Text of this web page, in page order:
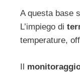
A questa base
L’impiego di
temperature,
Il